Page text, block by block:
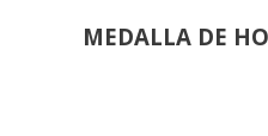
MEDALLA DE